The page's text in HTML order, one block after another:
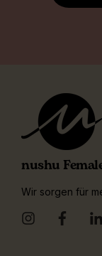
nushu
Wir sorgen für